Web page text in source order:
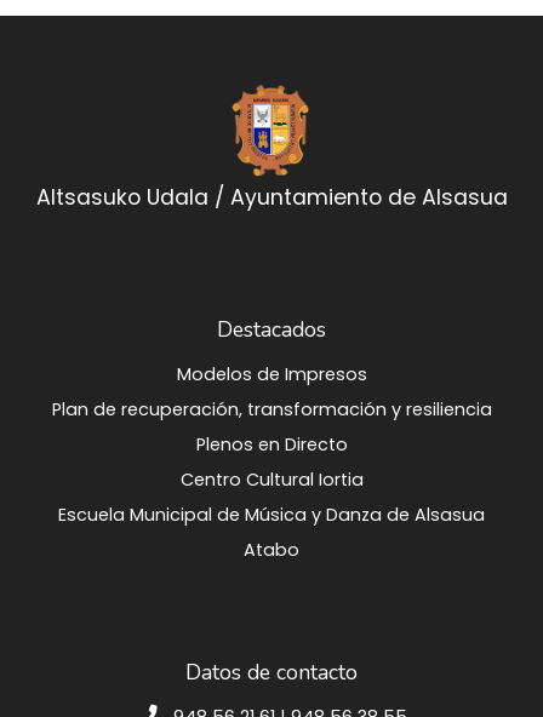
Altsasuko Udala / Ayuntamiento de Alsasua
Destacados
Modelos de Impresos
Plan de recuperación, transformación y resiliencia
Plenos en Directo
Centro Cultural Iortia
Escuela Municipal de Música y Danza de Alsasua
Atabo
Datos de contacto